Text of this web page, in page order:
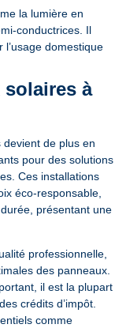
la lumière en
conductrices. Il
l’usage domestique
solaires à
de plus en
pour des solutions
Ces installations
éco-responsable,
présentant une
professionnelle,
des panneaux.
il est la plupart
crédits d’impôt.
comme